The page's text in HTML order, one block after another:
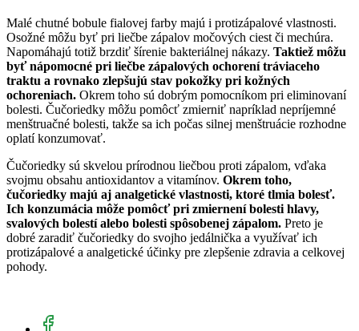
Malé chutné bobule fialovej farby majú i protizápalové vlastnosti.
Osožné môžu byť pri liečbe zápalov močových ciest či mechúra.
Napomáhajú totiž brzdiť šírenie bakteriálnej nákazy. Taktiež môžu
byť nápomocné pri liečbe zápalových ochorení tráviaceho
traktu a rovnako zlepšujú stav pokožky pri kožných
ochoreniach. Okrem toho sú dobrým pomocníkom pri eliminovaní
bolesti. Čučoriedky môžu pomôcť zmierniť napríklad nepríjemné
menštruačné bolesti, takže sa ich počas silnej menštruácie rozhodne
oplatí konzumovať.
Čučoriedky sú skvelou prírodnou liečbou proti zápalom, vďaka
svojmu obsahu antioxidantov a vitamínov. Okrem toho,
čučoriedky majú aj analgetické vlastnosti, ktoré tlmia bolesť.
Ich konzumácia môže pomôcť pri zmiernení bolesti hlavy,
svalových bolestí alebo bolesti spôsobenej zápalom. Preto je
dobré zaradiť čučoriedky do svojho jedálnička a využívať ich
protizápalové a analgetické účinky pre zlepšenie zdravia a celkovej
pohody.